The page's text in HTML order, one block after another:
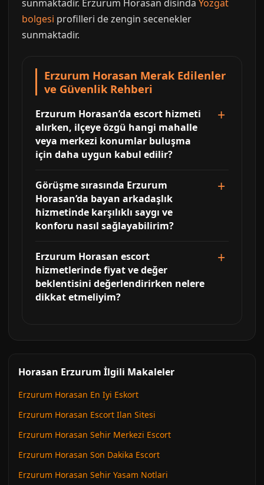
sunmaktadir. Erzurum Horasan disinda Yozgat
bolgesi profilleri de zengin secenekler
sunmaktadir.
Erzurum Horasan Merak Edilenler
ve Güvenlik Rehberi
Erzurum Horasan’da escort hizmeti
alırken, ilçeye özgü hangi mahalle
veya merkezi konumlar buluşma
için daha uygun kabul edilir?
Görüşme sırasında Erzurum
Horasan’da bayan arkadaşlık
hizmetinde karşılıklı saygı ve
konforu nasıl sağlayabilirim?
Erzurum Horasan escort
hizmetlerinde fiyat ve değer
beklentisini değerlendirirken nelere
dikkat etmeliyim?
Horasan Erzurum İlgili Makaleler
Erzurum Horasan En Iyi Eskort
Erzurum Horasan Escort Ilan Sitesi
Erzurum Horasan Sehir Merkezi Escort
Erzurum Horasan Son Dakika Escort
Erzurum Horasan Sehir Yasam Notlari